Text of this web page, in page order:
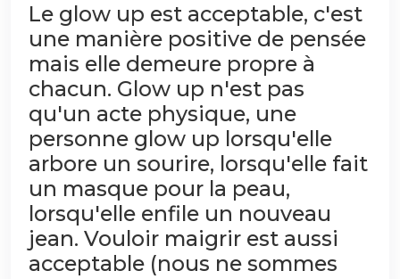
Le glow up est acceptable, c'est
une manière positive de pensée
mais elle demeure propre à
chacun. Glow up n'est pas
qu'un acte physique, une
personne glow up lorsqu'elle
arbore un sourire, lorsqu'elle fait
un masque pour la peau,
lorsqu'elle enfile un nouveau
jean. Vouloir maigrir est aussi
acceptable (nous ne sommes